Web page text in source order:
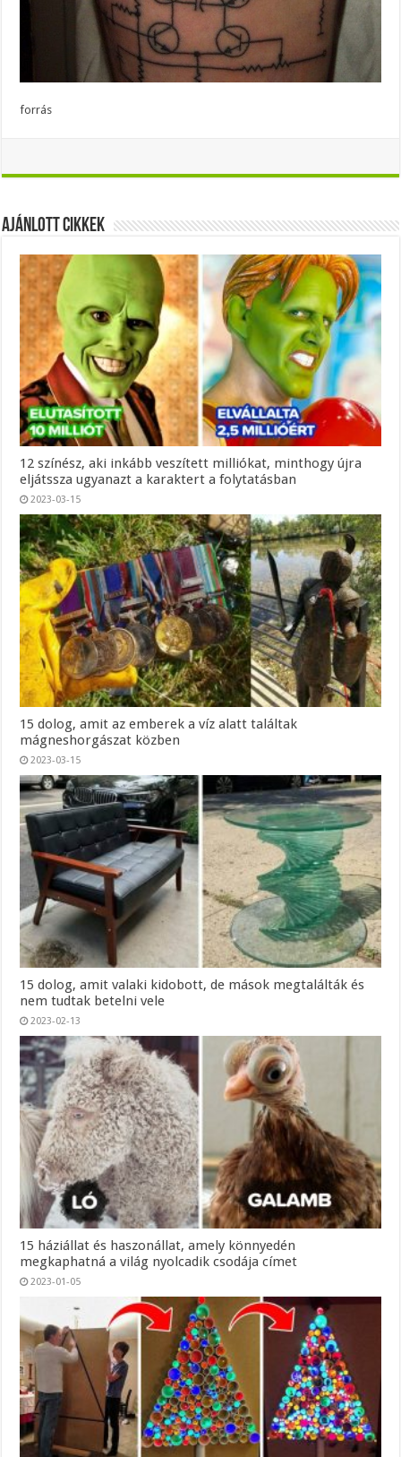
forrás
Ajánlott Cikkek
12 színész, aki inkább veszített milliókat, minthogy újra
eljátssza ugyanazt a karaktert a folytatásban
2023-03-15
15 dolog, amit az emberek a víz alatt találtak
mágneshorgászat közben
2023-03-15
15 dolog, amit valaki kidobott, de mások megtalálták és
nem tudtak betelni vele
2023-02-13
15 háziállat és haszonállat, amely könnyedén
megkaphatná a világ nyolcadik csodája címet
2023-01-05